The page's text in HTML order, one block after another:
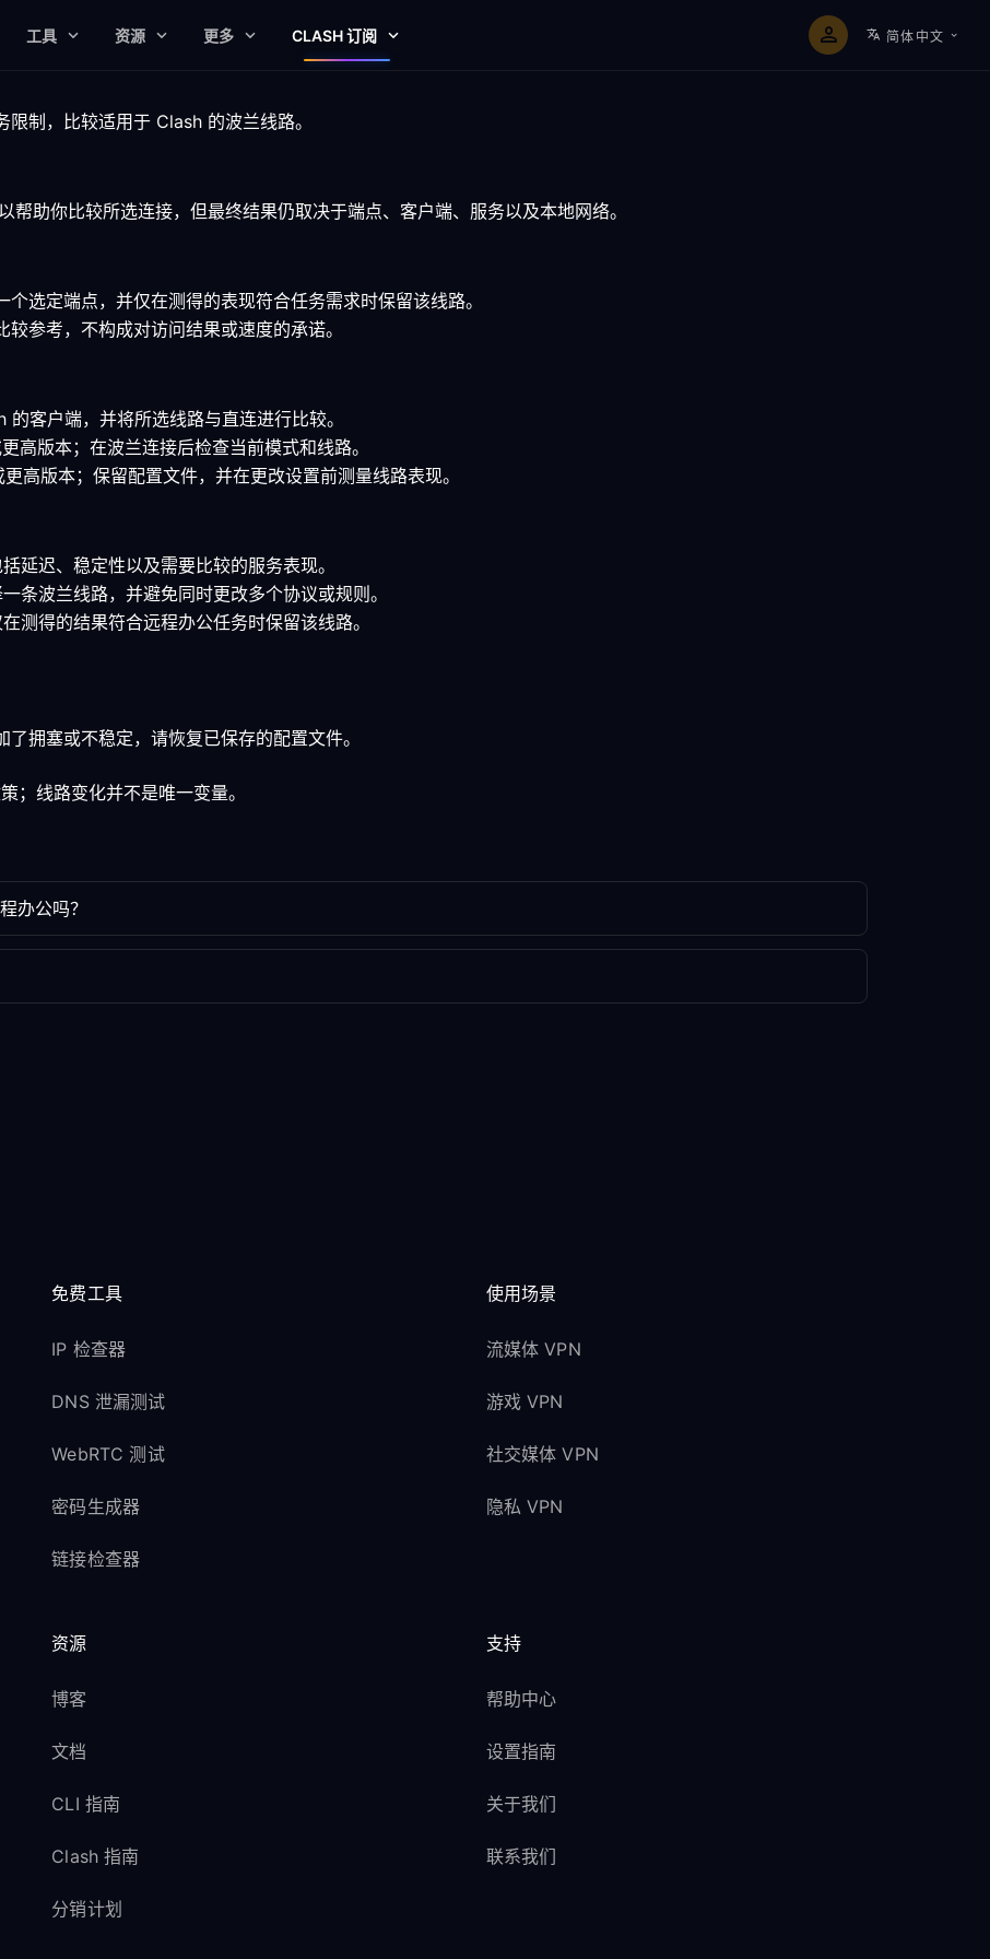
工具 资源 更多 CLASH 订阅 简体中文
制，比较适用于 Clash 的波兰线路。
助你比较所选连接，但最终结果仍取决于端点、客户端、服务以及本地网络。
选定端点，并仅在测得的表现符合任务需求时保留该线路。
参考，不构成对访问结果或速度的承诺。
客户端，并将所选线路与直连进行比较。
高版本；在波兰连接后检查当前模式和线路。
高版本；保留配置文件，并在更改设置前测量线路表现。
延迟、稳定性以及需要比较的服务表现。
条波兰线路，并避免同时更改多个协议或规则。
测得的结果符合远程办公任务时保留该线路。
拥塞或不稳定，请恢复已保存的配置文件。
；线路变化并不是唯一变量。
办公吗？
免费工具
IP 检查器
DNS 泄漏测试
WebRTC 测试
密码生成器
链接检查器
使用场景
流媒体 VPN
游戏 VPN
社交媒体 VPN
隐私 VPN
资源
博客
文档
CLI 指南
Clash 指南
分销计划
支持
帮助中心
设置指南
关于我们
联系我们